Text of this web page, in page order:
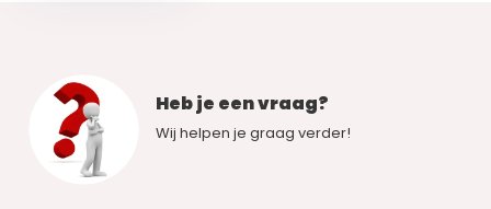
Heb je een vraag?
Wij helpen je graag verder!